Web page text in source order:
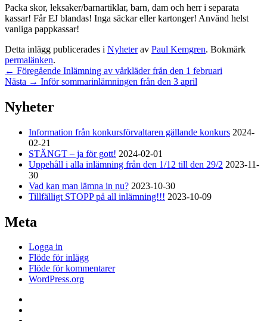
Packa skor, leksaker/barnartiklar, barn, dam och herr i separata
kassar! Får EJ blandas! Inga säckar eller kartonger! Använd helst
vanliga pappkassar!
Detta inlägg publicerades i Nyheterav Paul Kemgren. Bokmärk
permalänken.
Inläggsnavigering
← Föregående Föregående
inlägg:
Inlämning av vårkläder från den 1 februari
Nästa → Nästa
Inför sommarinlämningen från den 3 april
Primära
Widget
område
Nyheter
Information från konkursförvaltaren gällande konkurs 2024-
02-21
STÄNGT – ja för gott! 2024-02-01
Uppehåll i alla inlämning från den 1/12 till den 29/2 2023-11-
30
Vad kan man lämna in nu? 2023-10-30
Tillfälligt STOPP på all inlämning!!! 2023-10-09
Meta
Logga in
Flöde för inlägg
Flöde för kommentarer
WordPress.org